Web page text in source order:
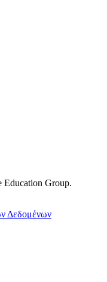
Education Group.
Δεδομένων